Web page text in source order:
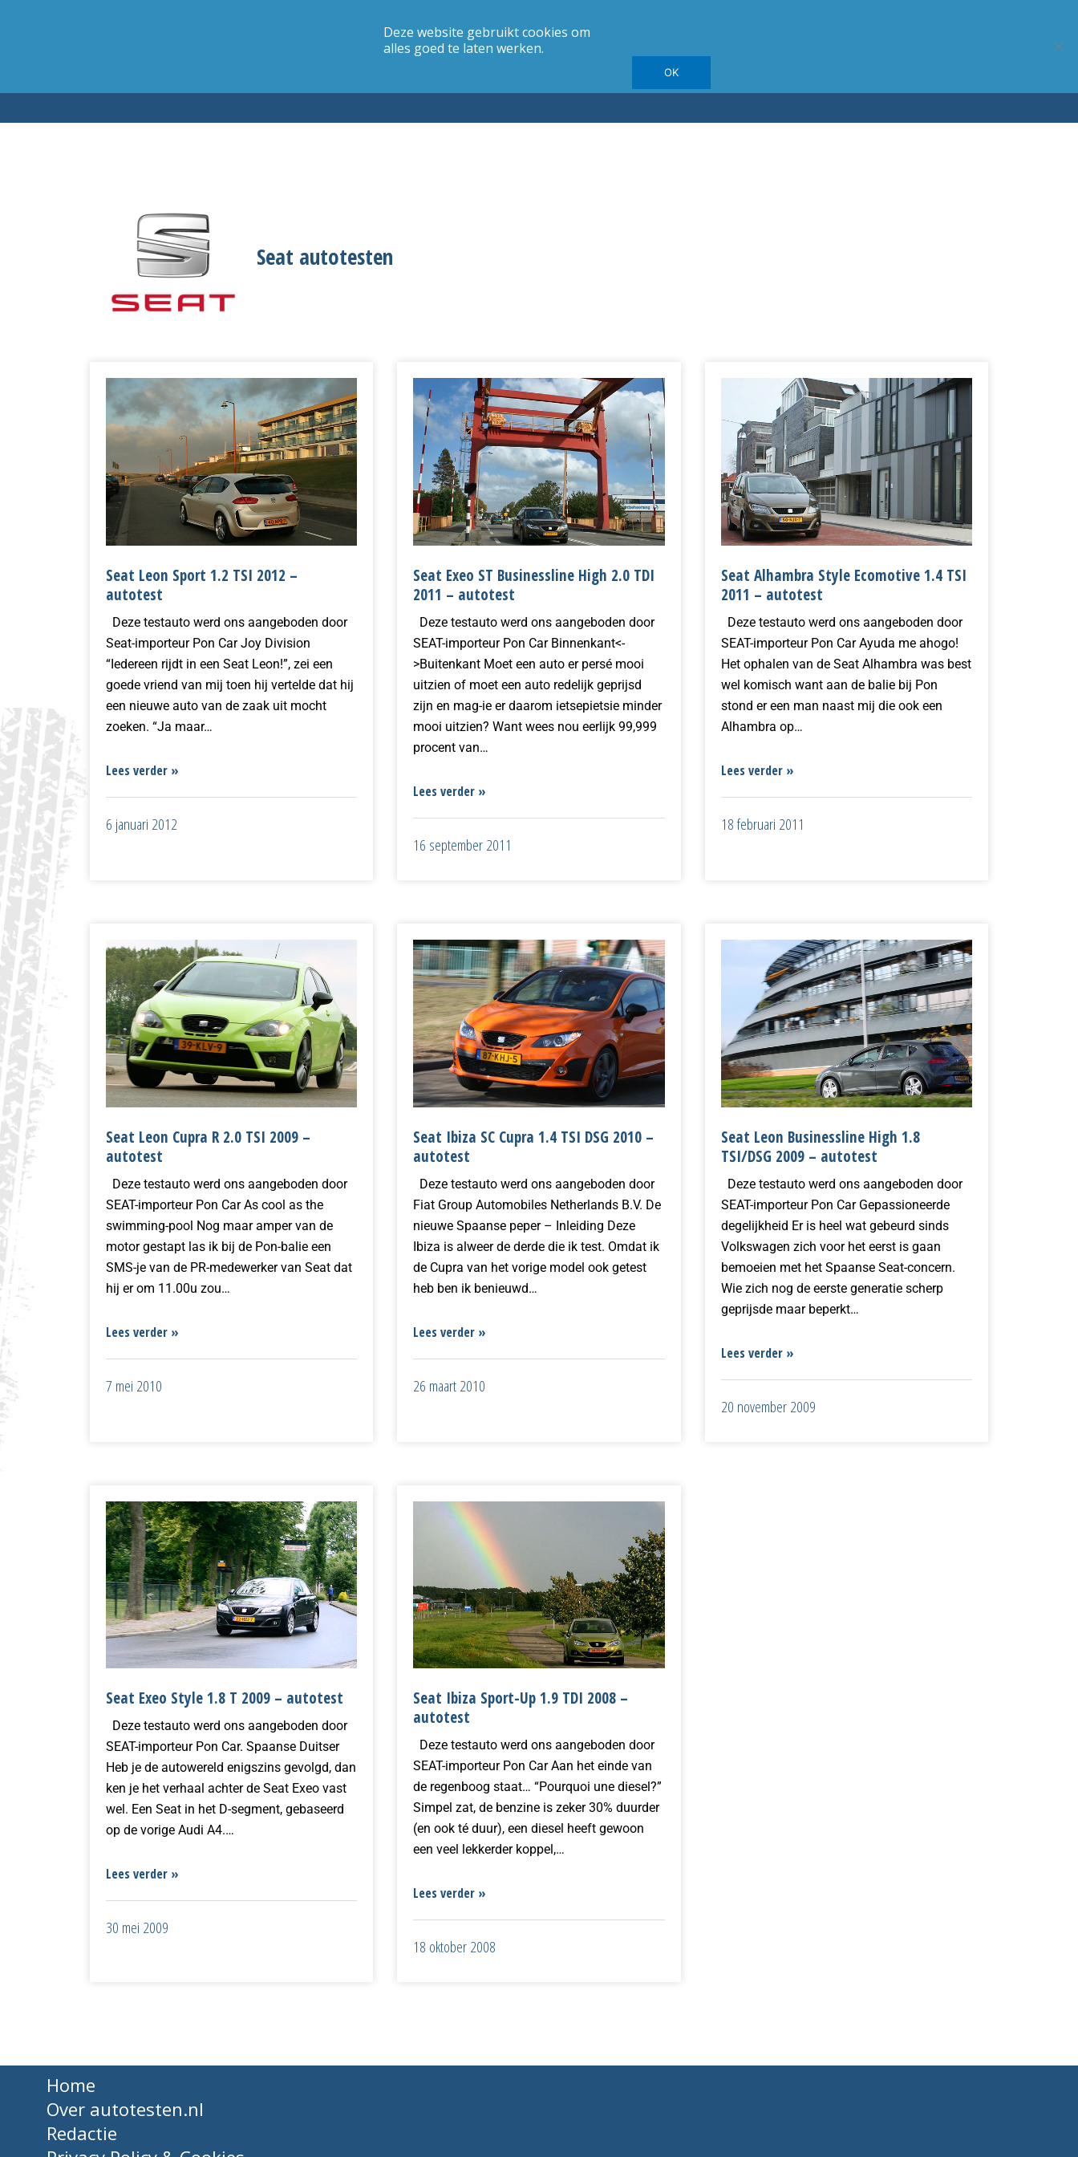
Carrosserie Jaargang Elektrische autotesten
Autotesten
Seat autotesten
Seat Leon Sport 1.2 TSI 2012 –
autotest
Deze testauto werd ons aangeboden door
Seat-importeur Pon Car Joy Division
“Iedereen rijdt in een Seat Leon!”, zei een
goede vriend van mij toen hij vertelde dat hij
een nieuwe auto van de zaak uit mocht
zoeken. “Ja maar…
Lees verder »
6 januari 2012
Seat Exeo ST Businessline High 2.0 TDI
2011 – autotest
Deze testauto werd ons aangeboden door
SEAT-importeur Pon Car Binnenkant<-
>Buitenkant Moet een auto er persé mooi
uitzien of moet een auto redelijk geprijsd
zijn en mag-ie er daarom ietsepietsie minder
mooi uitzien? Want wees nou eerlijk 99,999
procent van…
Lees verder »
16 september 2011
Seat Alhambra Style Ecomotive 1.4 TSI
2011 – autotest
Deze testauto werd ons aangeboden door
SEAT-importeur Pon Car Ayuda me ahogo!
Het ophalen van de Seat Alhambra was best
wel komisch want aan de balie bij Pon
stond er een man naast mij die ook een
Alhambra op…
Lees verder »
18 februari 2011
Seat Leon Cupra R 2.0 TSI 2009 –
autotest
Deze testauto werd ons aangeboden door
SEAT-importeur Pon Car As cool as the
swimming-pool Nog maar amper van de
motor gestapt las ik bij de Pon-balie een
SMS-je van de PR-medewerker van Seat dat
hij er om 11.00u zou…
Lees verder »
7 mei 2010
Seat Ibiza SC Cupra 1.4 TSI DSG 2010 –
autotest
Deze testauto werd ons aangeboden door
Fiat Group Automobiles Netherlands B.V. De
nieuwe Spaanse peper – Inleiding Deze
Ibiza is alweer de derde die ik test. Omdat ik
de Cupra van het vorige model ook getest
heb ben ik benieuwd…
Lees verder »
26 maart 2010
Seat Leon Businessline High 1.8
TSI/DSG 2009 – autotest
Deze testauto werd ons aangeboden door
SEAT-importeur Pon Car Gepassioneerde
degelijkheid Er is heel wat gebeurd sinds
Volkswagen zich voor het eerst is gaan
bemoeien met het Spaanse Seat-concern.
Wie zich nog de eerste generatie scherp
geprijsde maar beperkt…
Lees verder »
20 november 2009
Seat Exeo Style 1.8 T 2009 – autotest
Deze testauto werd ons aangeboden door
SEAT-importeur Pon Car. Spaanse Duitser
Heb je de autowereld enigszins gevolgd, dan
ken je het verhaal achter de Seat Exeo vast
wel. Een Seat in het D-segment, gebaseerd
op de vorige Audi A4.…
Lees verder »
30 mei 2009
Seat Ibiza Sport-Up 1.9 TDI 2008 –
autotest
Deze testauto werd ons aangeboden door
SEAT-importeur Pon Car Aan het einde van
de regenboog staat… “Pourquoi une diesel?”
Simpel zat, de benzine is zeker 30% duurder
(en ook té duur), een diesel heeft gewoon
een veel lekkerder koppel,…
Lees verder »
18 oktober 2008
Home
Over autotesten.nl
Redactie
Deze website gebruikt cookies om
alles goed te laten werken.
OK